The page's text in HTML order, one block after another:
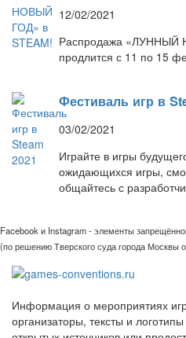
12/02/2021
Распродажа «ЛУННЫЙ
продлится с 11 по 15
Фестиваль игр в
03/02/2021
Играйте в игры
ожидающихся игры,
общайтесь с
Facebook и Instagram - элементы
(по решению Тверского суда города Москвы
Информация о мероприятиях
организаторы, тексты и